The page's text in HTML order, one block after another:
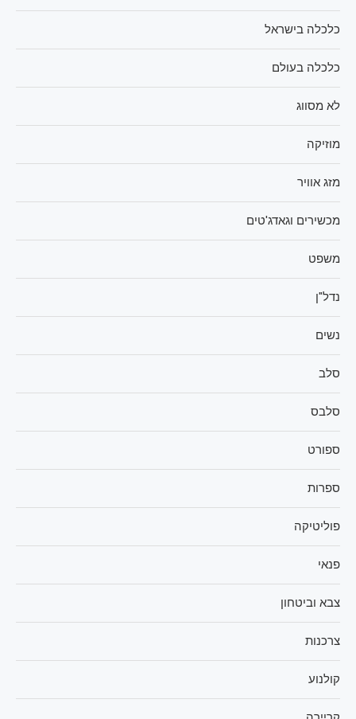
כלכלה בישראל
כלכלה בעולם
לא מסווג
מוזיקה
מזג אוויר
מכשירים וגאדג'טים
משפט
נדל"ן
נשים
סלב
סלבס
ספורט
ספרות
פוליטיקה
פנאי
צבא וביטחון
צרכנות
קולנוע